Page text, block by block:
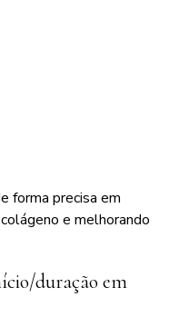
forma precisa em
e melhorando
duração em